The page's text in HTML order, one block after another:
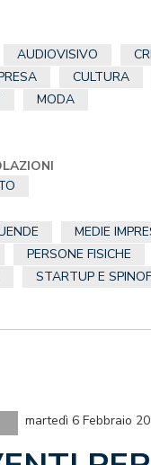
AUDIOVISIVO
CULTURA
MODA
MEDIE
PERSONE FISICHE
STARTUP E
martedì 6 Febbraio